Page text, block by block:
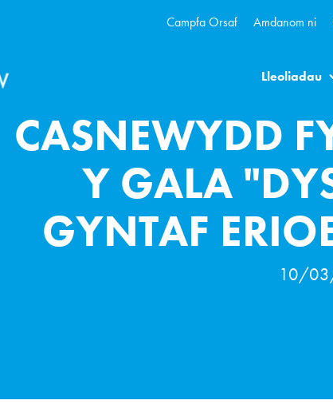
Campfa Orsaf Amdanom ni
Lleoliadau
CASNEWYDD
Y GALA
GYNTAF
10/